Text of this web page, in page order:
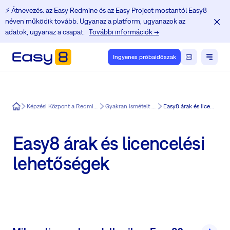
⚡️ Átnevezés: az Easy Redmine és az Easy Project mostantól Easy8
néven működik tovább. Ugyanaz a platform, ugyanazok az
adatok, ugyanaz a csapat.
További információk →
Ingyenes próbaidőszak
Easy8 Képzési Központ a Redmine felhasználók számára Gyakran ismételt kérdések az Easy8 Easy8 árak és licencelési lehetőségek
Easy8 árak és licencelési
lehetőségek